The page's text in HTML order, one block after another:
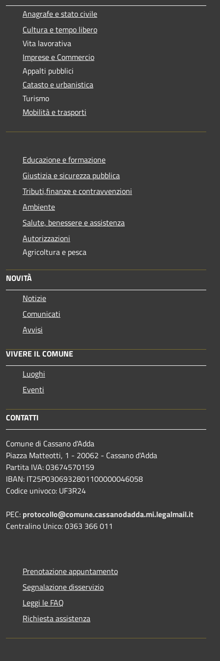
Anagrafe e stato civile
Cultura e tempo libero
Vita lavorativa
Imprese e Commercio
Appalti pubblici
Catasto e urbanistica
Turismo
Mobilità e trasporti
Educazione e formazione
Giustizia e sicurezza pubblica
Tributi,finanze e contravvenzioni
Ambiente
Salute, benessere e assistenza
Autorizzazioni
Agricoltura e pesca
NOVITÀ
Notizie
Comunicati
Avvisi
VIVERE IL COMUNE
Luoghi
Eventi
CONTATTI
Comune di Cassano d'Adda
Piazza Matteotti, 1 - 20062 - Cassano d'Adda
Partita IVA: 03674570159
IBAN: IT25P0306932801100000046058
Codice univoco: UF3R24
PEC: protocollo@comune.cassanodadda.mi.legalmail.it
Centralino Unico: 0363 366 011
Prenotazione appuntamento
Segnalazione disservizio
Leggi le FAQ
Richiesta assistenza